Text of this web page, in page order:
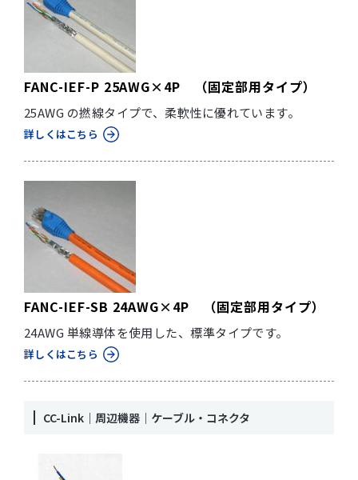
FANC-IEF-P 25AWG×4P （固定部用タイプ）
25AWG の撚線タイプで、柔軟性に優れています。
詳しくはこちら
FANC-IEF-SB 24AWG×4P （固定部用タイプ）
24AWG 単線導体を使用した、標準タイプです。
詳しくはこちら
CC-Link｜周辺機器｜ケーブル・コネクタ